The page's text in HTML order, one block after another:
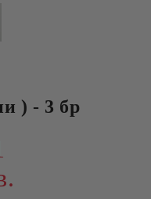
) - 3 бр